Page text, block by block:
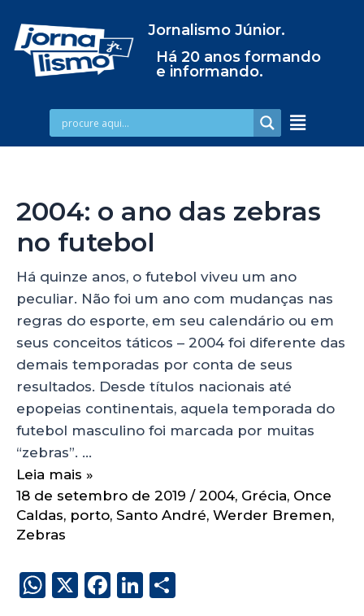
Jornalismo Júnior.
Há 20 anos formando
e informando.
2004: o ano das zebras
no futebol
Há quinze anos, o futebol viveu um ano
peculiar. Não foi um ano com mudanças nas
regras do esporte, em seu calendário ou em
seus conceitos táticos – 2004 foi diferente das
demais temporadas por conta de seus
resultados. Desde títulos nacionais até
epopeias continentais, aquela temporada do
futebol masculino foi marcada por muitas
“zebras”. …
Leia mais »
18 de setembro de 2019 / 2004, Grécia, Once
Caldas, porto, Santo André, Werder Bremen,
Zebras
W X
F
Li